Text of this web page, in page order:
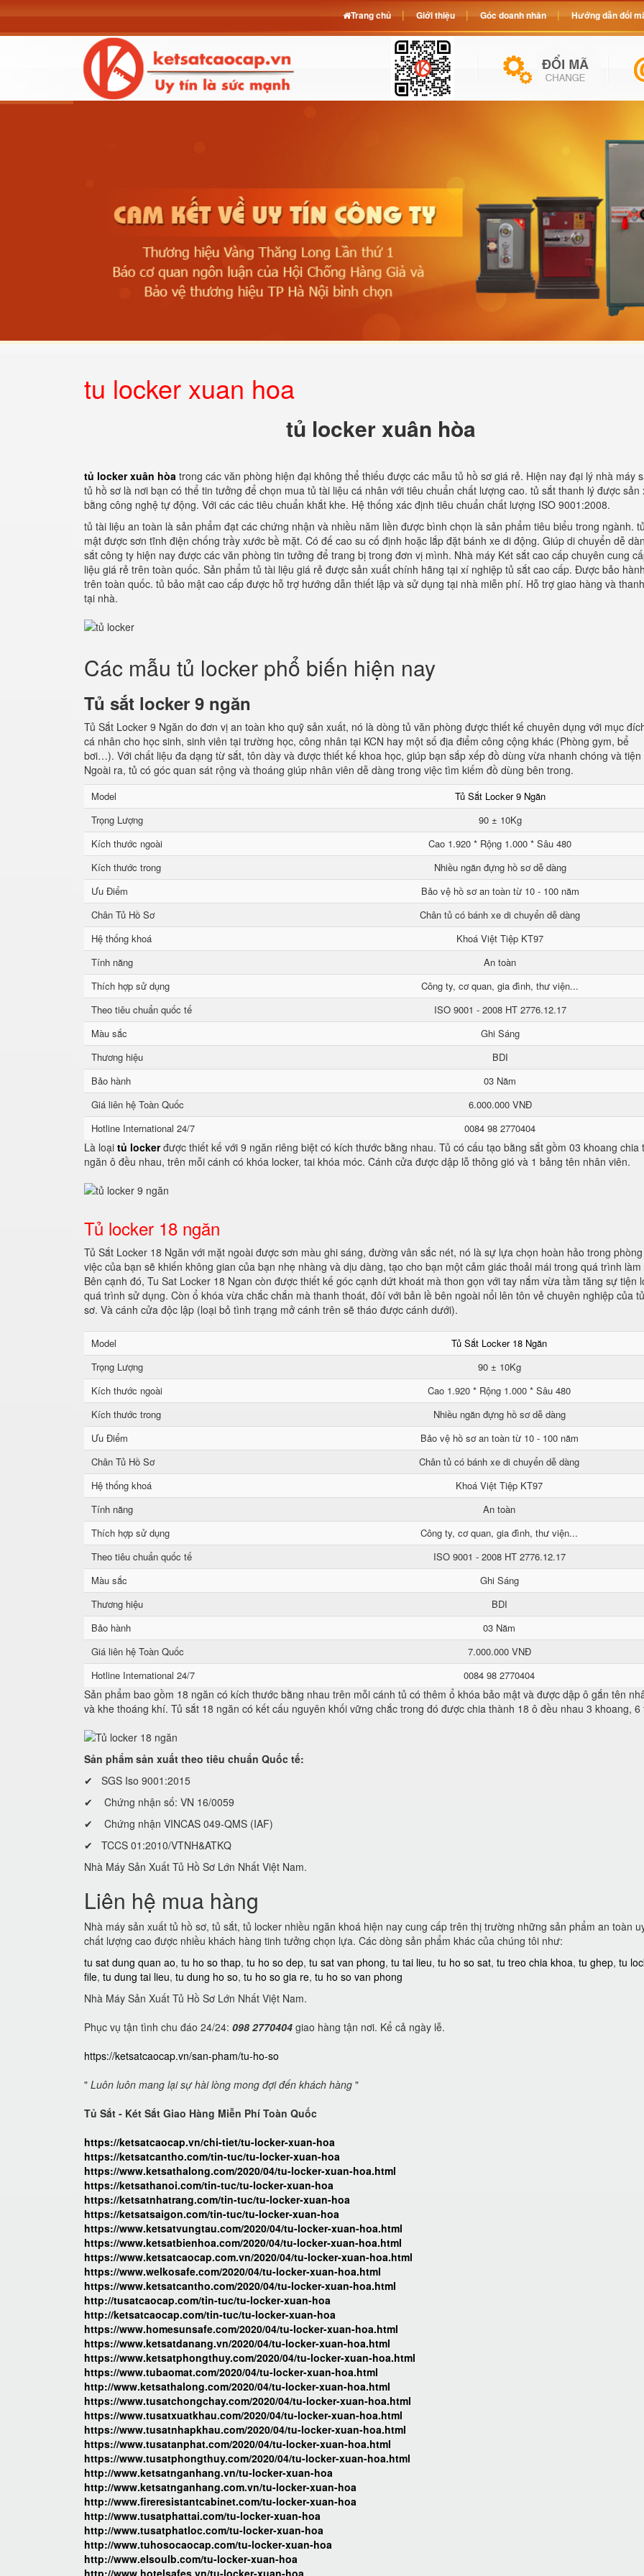
tu locker xuan hoa
tủ locker xuân hòa
tủ locker xuân hòa trong các văn phòng hiện đại không thể thiếu được các mẫu tủ hồ sơ giá rẻ. Hiện nay đại lý nhà máy
tủ hồ sơ là nơi bạn có thể tin tưởng để chọn mua tủ tài liệu cá nhân với tiêu chuẩn chất lượng cao. tủ sắt thanh lý được sản
bằng công nghệ tự động. Với các các tiêu chuẩn khắt khe. Hệ thống xác định tiêu chuẩn chất lượng ISO 9001:2008.
tủ tài liệu an toàn là sản phẩm đạt các chứng nhận và nhiều năm liền được bình chọn là sản phẩm tiêu biểu trong ngành.
mật được sơn tĩnh điện chống trầy xước bề mặt. Có đế cao su cố định hoặc lắp đặt bánh xe di động. Giúp di chuyển dễ
sắt công ty hiện nay được các văn phòng tin tưởng để trang bị trong đơn vị mình. Nhà máy Két sắt cao cấp chuyên cung
liệu giá rẻ trên toàn quốc. Sản phẩm tủ tài liệu giá rẻ được sản xuất chính hãng tại xí nghiệp tủ sắt cao cấp. Được bảo
trên toàn quốc. tủ bảo mật cao cấp được hỗ trợ hướng dẫn thiết lập và sử dụng tại nhà miễn phí. Hỗ trợ giao hàng và
tại nhà.
Các mẫu tủ locker phổ biến hiện nay
Tủ sắt locker 9 ngăn
Tủ Sắt Locker 9 Ngăn do đơn vị an toàn kho quỹ sản xuất, nó là dòng tủ văn phòng được thiết kế chuyên dụng với mục
cá nhân cho học sinh, sinh viên tại trường học, công nhân tại KCN hay một số địa điểm công cộng khác (Phòng gym, bể
bơi…). Với chất liệu đa dạng từ sắt, tôn dày và được thiết kế khoa học, giúp bạn sắp xếp đồ dùng vừa nhanh chóng và tiện
Ngoài ra, tủ có góc quan sát rộng và thoáng giúp nhân viên dễ dàng trong việc tìm kiếm đồ dùng bên trong.
Model
Tủ Sắt Locker 9 Ngăn
Trọng Lượng
90 ± 10Kg
Kích thước ngoài
Cao 1.920 * Rộng 1.000 * Sâu 480
Kích thước trong
Nhiều ngăn đựng hồ sơ dễ dàng
Ưu Điểm
Bảo vệ hồ sơ an toàn từ 10 - 100 năm
Chân Tủ Hồ Sơ
Chân tủ có bánh xe di chuyển dễ dàng
Hệ thống khoá
Khoá Việt Tiệp KT97
Tính năng
An toàn
Thích hợp sử dụng
Công ty, cơ quan, gia đình, thư viện...
Theo tiêu chuẩn quốc tế
ISO 9001 - 2008 HT 2776.12.17
Màu sắc
Ghi Sáng
Thương hiệu
BDI
Bảo hành
03 Năm
Giá liên hệ Toàn Quốc
6.000.000 VNĐ
Hotline International 24/7
0084 98 2770404
Là loại tủ lockerđược thiết kế với 9 ngăn riêng biệt có kích thước bằng nhau. Tủ có cấu tạo bằng sắt gồm 03 khoang chia
ngăn ô đều nhau, trên mỗi cánh có khóa locker, tai khóa móc. Cánh cửa được dập lỗ thông gió và 1 bảng tên nhân viên.
Tủ locker 18 ngăn
Tủ Sắt Locker 18 Ngăn với mặt ngoài được sơn màu ghi sáng, đường vân sắc nét, nó là sự lựa chọn hoàn hảo trong
việc của bạn sẽ khiến không gian của bạn nhẹ nhàng và dịu dàng, tạo cho bạn một cảm giác thoải mái trong quá trình làm
Bên cạnh đó, Tu Sat Locker 18 Ngan còn được thiết kế góc cạnh dứt khoát mà thon gọn với tay nắm vừa tầm tăng sự tiện
quá trình sử dụng. Còn ổ khóa vừa chắc chắn mà thanh thoát, đôí với bản lề bên ngoài nổi lên tôn vẻ chuyên nghiệp của
sơ. Và cánh cửa độc lập (loại bỏ tình trạng mở cánh trên sẽ tháo được cánh dưới).
Model
Tủ Sắt Locker 18 Ngăn
Trọng Lượng
90 ± 10Kg
Kích thước ngoài
Cao 1.920 * Rộng 1.000 * Sâu 480
Kích thước trong
Nhiều ngăn đựng hồ sơ dễ dàng
Ưu Điểm
Bảo vệ hồ sơ an toàn từ 10 - 100 năm
Chân Tủ Hồ Sơ
Chân tủ có bánh xe di chuyển dễ dàng
Hệ thống khoá
Khoá Việt Tiệp KT97
Tính năng
An toàn
Thích hợp sử dụng
Công ty, cơ quan, gia đình, thư viện...
Theo tiêu chuẩn quốc tế
ISO 9001 - 2008 HT 2776.12.17
Màu sắc
Ghi Sáng
Thương hiệu
BDI
Bảo hành
03 Năm
Giá liên hệ Toàn Quốc
7.000.000 VNĐ
Hotline International 24/7
0084 98 2770404
Sản phẩm bao gồm 18 ngăn có kích thước bằng nhau trên mỗi cánh tủ có thêm ổ khóa bảo mật và được dập ô gắn tên
và khe thoáng khí. Tủ sắt 18 ngăn có kết cấu nguyên khối vững chắc trong đó được chia thành 18 ô đều nhau 3 khoang, 6
Sản phẩm sản xuất theo tiêu chuẩn Quốc tế:
✔ SGS Iso 9001:2015
✔ Chứng nhận số: VN 16/0059
✔ Chứng nhận VINCAS 049-QMS (IAF)
✔ TCCS 01:2010/VTNH&ATKQ
Nhà Máy Sản Xuất Tủ Hồ Sơ Lớn Nhất Việt Nam.
Liên hệ mua hàng
Nhà máy sản xuất tủ hồ sơ, tủ sắt, tủ locker nhiều ngăn khoá hiện nay cung cấp trên thị trường những sản phẩm an toàn
chất lượng cao được nhiều khách hàng tinh tưởng chọn lựa. Các dòng sản phẩm khác của chúng tôi như:
tu sat dung quan ao, tu ho so thap, tu ho so dep, tu sat van phong, tu tai lieu, tu ho so sat, tu treo chia khoa, tu ghep, tu
file, tu dung tai lieu, tu dung ho so, tu ho so gia re, tu ho so van phong
Nhà Máy Sản Xuất Tủ Hồ Sơ Lớn Nhất Việt Nam.
Phục vụ tận tình chu đáo 24/24: 098 2770404 giao hàng tận nơi. Kể cả ngày lễ.
https://ketsatcaocap.vn/san-pham/tu-ho-so
" Luôn luôn mang lại sự hài lòng mong đợi đến khách hàng "
Tủ Sắt - Két Sắt Giao Hàng Miễn Phí Toàn Quốc
https://ketsatcaocap.vn/chi-tiet/tu-locker-xuan-hoa
https://ketsatcantho.com/tin-tuc/tu-locker-xuan-hoa
https://www.ketsathalong.com/2020/04/tu-locker-xuan-hoa.html
https://ketsathanoi.com/tin-tuc/tu-locker-xuan-hoa
https://ketsatnhatrang.com/tin-tuc/tu-locker-xuan-hoa
https://ketsatsaigon.com/tin-tuc/tu-locker-xuan-hoa
https://www.ketsatvungtau.com/2020/04/tu-locker-xuan-hoa.html
https://www.ketsatbienhoa.com/2020/04/tu-locker-xuan-hoa.html
https://www.ketsatcaocap.com.vn/2020/04/tu-locker-xuan-hoa.html
https://www.welkosafe.com/2020/04/tu-locker-xuan-hoa.html
https://www.ketsatcantho.com/2020/04/tu-locker-xuan-hoa.html
http://tusatcaocap.com/tin-tuc/tu-locker-xuan-hoa
http://ketsatcaocap.com/tin-tuc/tu-locker-xuan-hoa
https://www.homesunsafe.com/2020/04/tu-locker-xuan-hoa.html
https://www.ketsatdanang.vn/2020/04/tu-locker-xuan-hoa.html
https://www.ketsatphongthuy.com/2020/04/tu-locker-xuan-hoa.html
https://www.tubaomat.com/2020/04/tu-locker-xuan-hoa.html
http://www.ketsathalong.com/2020/04/tu-locker-xuan-hoa.html
https://www.tusatchongchay.com/2020/04/tu-locker-xuan-hoa.html
https://www.tusatxuatkhau.com/2020/04/tu-locker-xuan-hoa.html
https://www.tusatnhapkhau.com/2020/04/tu-locker-xuan-hoa.html
https://www.tusatanphat.com/2020/04/tu-locker-xuan-hoa.html
https://www.tusatphongthuy.com/2020/04/tu-locker-xuan-hoa.html
http://www.ketsatnganhang.vn/tu-locker-xuan-hoa
http://www.ketsatnganhang.com.vn/tu-locker-xuan-hoa
http://www.fireresistantcabinet.com/tu-locker-xuan-hoa
http://www.tusatphattai.com/tu-locker-xuan-hoa
http://www.tusatphatloc.com/tu-locker-xuan-hoa
http://www.tuhosocaocap.com/tu-locker-xuan-hoa
http://www.elsoulb.com/tu-locker-xuan-hoa
http://www.hotelsafes.vn/tu-locker-xuan-hoa
Trang chủ Giới thiệu Góc doanh nhân Hướng dẫn đổi